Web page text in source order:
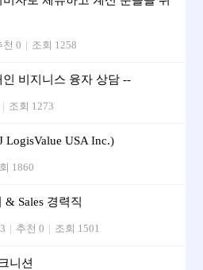
천 0 | 조회 1258
비지니스 융자 상담 --
| 조회 1273
USA Inc.)
1860
Sales 경력직
| 추천 0 | 조회 1501
니션